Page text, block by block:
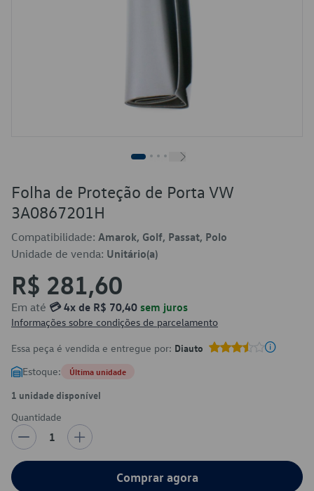
Folha de Proteção de Porta VW
3A0867201H
Compatibilidade: Amarok, Golf, Passat, Polo
Unidade de venda: Unitário(a)
R$ 281,60
Em até 💳 4x de R$ 70,40 sem juros
Informações sobre condições de parcelamento
Essa peça é vendida e entregue por: Diauto
Estoque: Última unidade
1 unidade disponível
Quantidade
1
Comprar agora